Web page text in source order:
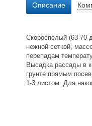
Описание
Скороспелый (63-70
нежной сеткой,
перепадам
Высадка рассады в
грунте прямым
1-3 листом. Для